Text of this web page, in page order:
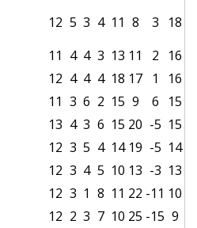
12 5 3 4 11 8 3
18
11 4 4 3 13 11 2
16
12 4 4 4 18 17 1
16
11 3 6 2 15 9 6
15
13 4 3 6 15 20 -5 15
12 3 5 4 14 19 -5 14
12 3 4 5 10 13 -3 13
12 3 1 8 11 22 -11 10
12 2 3 7 10 25 -15 9